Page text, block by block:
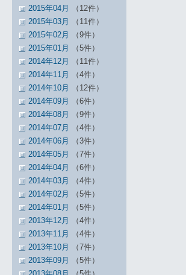
2015年04月
（12件）
2015年03月
（11件）
2015年02月
（9件）
2015年01月
（5件）
2014年12月
（11件）
2014年11月
（4件）
2014年10月
（12件）
2014年09月
（6件）
2014年08月
（9件）
2014年07月
（4件）
2014年06月
（3件）
2014年05月
（7件）
2014年04月
（6件）
2014年03月
（4件）
2014年02月
（5件）
2014年01月
（5件）
2013年12月
（4件）
2013年11月
（4件）
2013年10月
（7件）
2013年09月
（5件）